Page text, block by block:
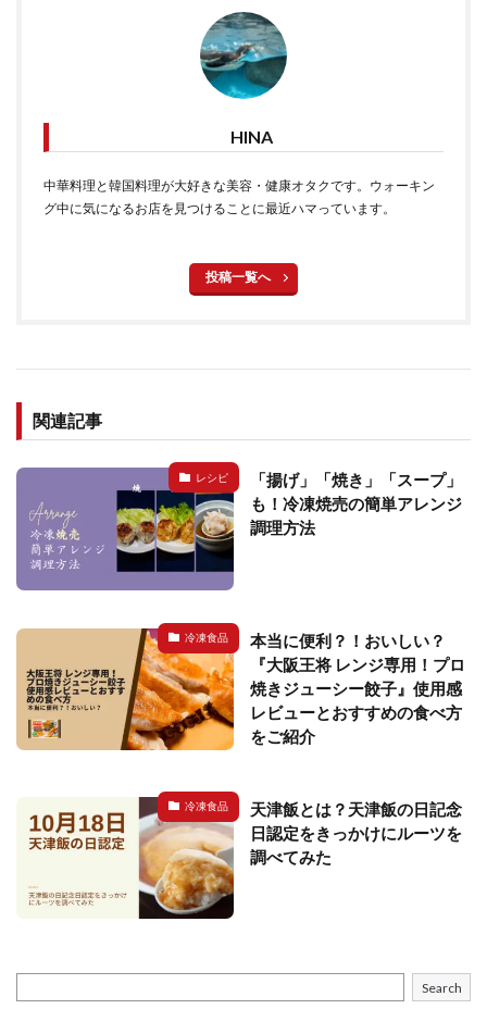
HINA
中華料理と韓国料理が大好きな美容・健康オタクです。ウォーキン
グ中に気になるお店を見つけることに最近ハマっています。
投稿一覧へ
関連記事
レシピ
「揚げ」「焼き」「スープ」
も！冷凍焼売の簡単アレンジ
調理方法
冷凍食品
本当に便利？！おいしい？
『大阪王将 レンジ専用！プロ
焼きジューシー餃子』使用感
レビューとおすすめの食べ方
をご紹介
冷凍食品
天津飯とは？天津飯の日記念
日認定をきっかけにルーツを
調べてみた
Search